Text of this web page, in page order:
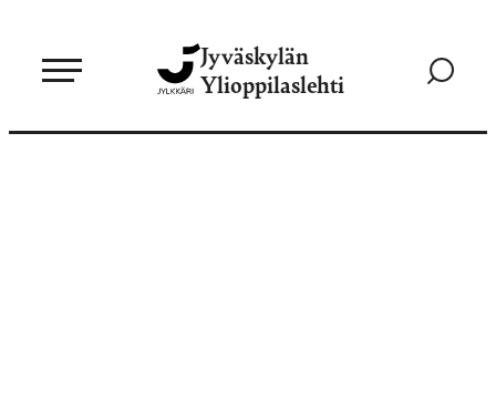
sisältöön
Jyväskylän
Ylioppilaslehti
Siirry